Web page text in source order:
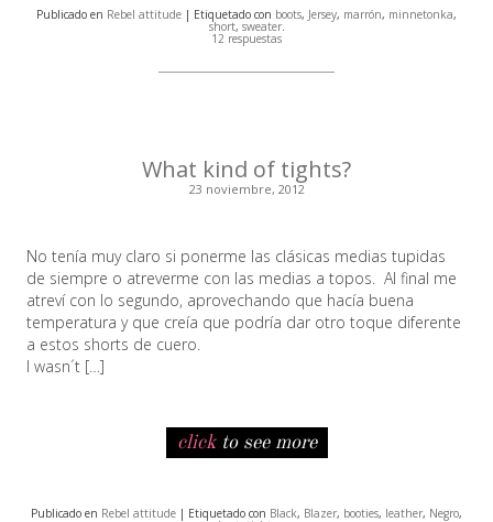
Publicado en Rebel attitude | Etiquetado con boots, Jersey, marrón, minnetonka,
short, sweater.
12 respuestas
What kind of tights?
23 noviembre, 2012
No tenía muy claro si ponerme las clásicas medias tupidas
de siempre o atreverme con las medias a topos. Al final me
atreví con lo segundo, aprovechando que hacía buena
temperatura y que creía que podría dar otro toque diferente
a estos shorts de cuero.
I wasn´t […]
clickto see more
Publicado en Rebel attitude | Etiquetado con Black, Blazer, booties, leather, Negro,